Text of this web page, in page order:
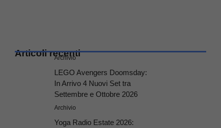
Articoli recenti
Archivio
LEGO Avengers Doomsday:
In Arrivo 4 Nuovi Set tra
Settembre e Ottobre 2026
Archivio
Yoga Radio Estate 2026: